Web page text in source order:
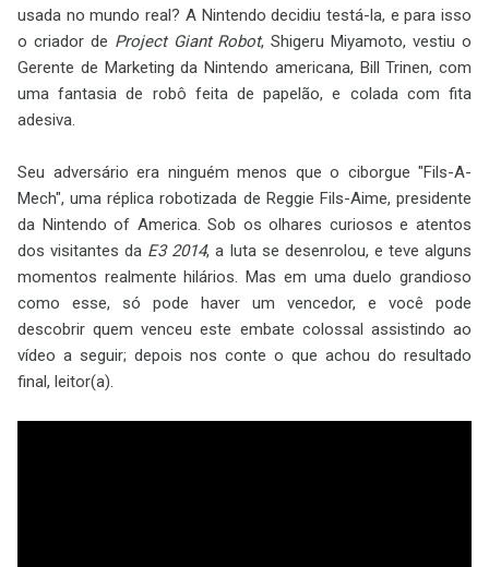
usada no mundo real? A Nintendo decidiu testá-la, e para isso
o criador de Project Giant Robot, Shigeru Miyamoto, vestiu o
Gerente de Marketing da Nintendo americana, Bill Trinen, com
uma fantasia de robô feita de papelão, e colada com fita
adesiva.
Seu adversário era ninguém menos que o ciborgue "Fils-A-
Mech", uma réplica robotizada de Reggie Fils-Aime, presidente
da Nintendo of America. Sob os olhares curiosos e atentos
dos visitantes da E3 2014, a luta se desenrolou, e teve alguns
momentos realmente hilários. Mas em uma duelo grandioso
como esse, só pode haver um vencedor, e você pode
descobrir quem venceu este embate colossal assistindo ao
vídeo a seguir; depois nos conte o que achou do resultado
final, leitor(a).